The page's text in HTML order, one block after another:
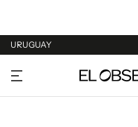
URUGUAY
URUGUAY
ARGENTINA